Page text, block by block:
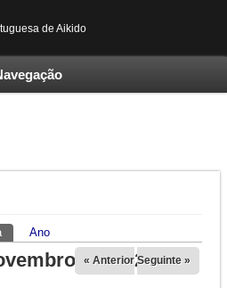
de Aikido
(separador ativo)
Ano
16, 2024
« Anterior Seguinte »